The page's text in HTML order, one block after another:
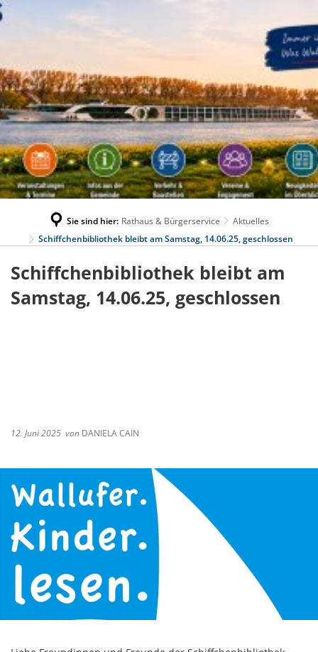
Sie sind hier: Rathaus & Bürgerservice
Aktuelles
Schiffchenbibliothek bleibt am Samstag, 14.06.25, geschlossen
Schiffchenbibliothek bleibt am
Samstag, 14.06.25, geschlossen
12. Juni 2025 von DANIELA CAIN